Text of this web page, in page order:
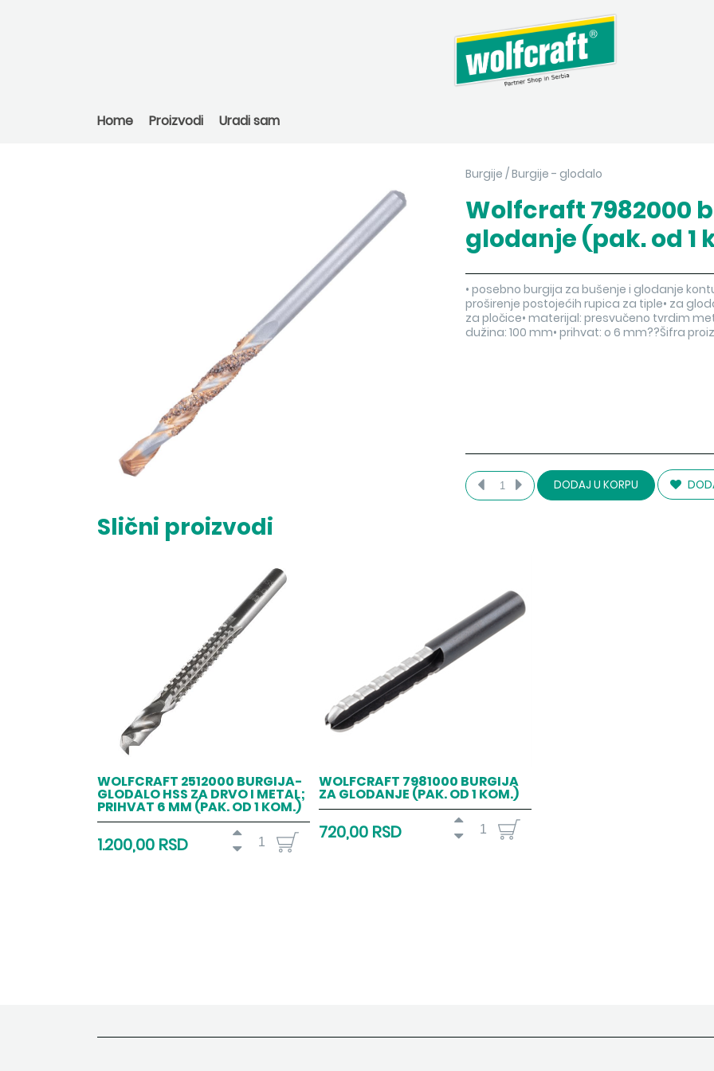
Home Proizvodi Uradi sam
Burgije /Burgije - glodalo
Wolfcraft 7982000
glodanje (pak. od 1
• posebno burgija za bušenje i glodanje
proširenje postojećih rupica za tiple• za
za pločice• materijal: presvučeno tvrdim
dužina: 100 mm• prihvat: o 6 mm??Šifra
DODAJ U KORPU
Slični proizvodi
WOLFCRAFT 2512000 BURGIJA-
GLODALO HSS ZA DRVO I METAL;
PRIHVAT 6 MM (PAK. OD 1 KOM.)
1.200,00 RSD
WOLFCRAFT 7981000 BURGIJA
ZA GLODANJE (PAK. OD 1 KOM.)
720,00 RSD